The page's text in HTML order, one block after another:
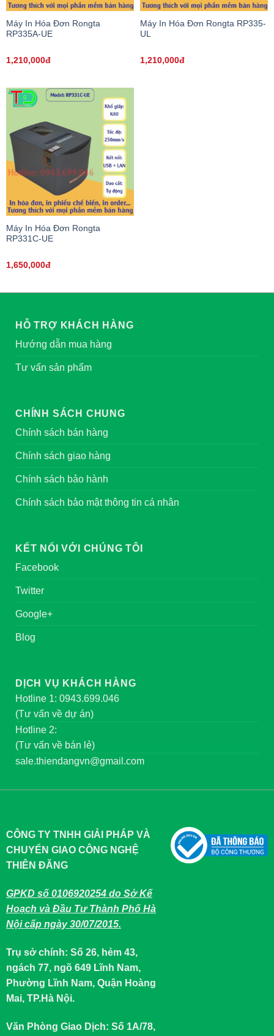
Máy In Hóa Đơn Rongta
RP335A-UE
1,210,000đ
Máy In Hóa Đơn Rongta RP335-
UL
1,210,000đ
Máy In Hóa Đơn Rongta
RP331C-UE
1,650,000đ
HỖ TRỢ KHÁCH HÀNG
Hướng dẫn mua hàng
Tư vấn sản phẩm
CHÍNH SÁCH CHUNG
Chính sách bán hàng
Chính sách giao hàng
Chính sách bảo hành
Chính sách bảo mật thông tin cá nhân
KẾT NỐI VỚI CHÚNG TÔI
Facebook
Twitter
Google+
Blog
DỊCH VỤ KHÁCH HÀNG
Hotline 1: 0943.699.046
(Tư vấn về dự án)
Hotline 2:
(Tư vấn về bán lẻ)
sale.thiendangvn@gmail.com
CÔNG TY TNHH GIẢI PHÁP VÀ
CHUYỂN GIAO CÔNG NGHỆ
THIÊN ĐĂNG
GPKD số 0106920254 do Sở Kế
Hoạch và Đầu Tư Thành Phố Hà
Nội cấp ngày 30/07/2015.
Trụ sở chính: Số 26, hẻm 43,
ngách 77, ngõ 649 Lĩnh Nam,
Phường Lĩnh Nam, Quận Hoàng
Mai, TP.Hà Nội.
Văn Phòng Giao Dịch: Số 1A/78,